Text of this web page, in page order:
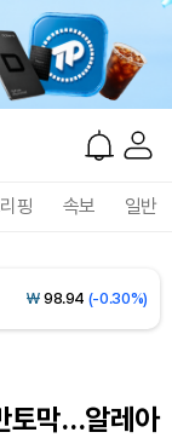
핑 속보 일반
₩1,461(-0.26%)
₩107,793(+1.49%)
464.2(+0.32%)
₩ 76,696 (+0.21%)
토막…알레아